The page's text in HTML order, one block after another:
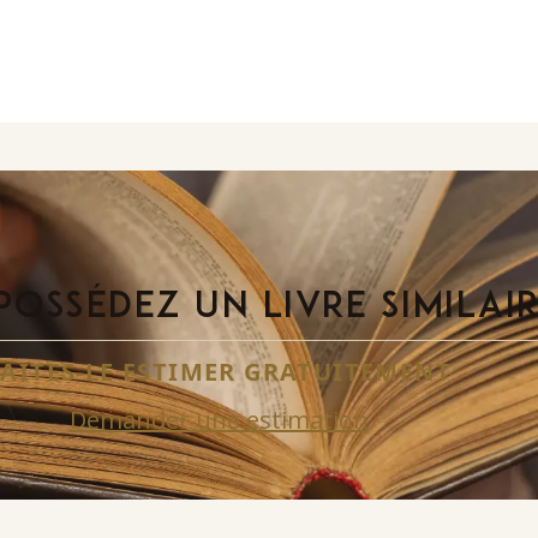
UN LIVRE
LE ESTIMER GRATUITEMENT
Demander une estimation